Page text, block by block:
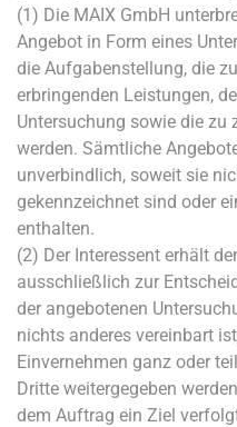
(1) Die MAIX GmbH
Angebot in Form eines
die Aufgabenstellung, die
erbringenden Leistungen,
Untersuchung sowie die zu
werden. Sämtliche
unverbindlich, soweit sie
gekennzeichnet sind oder
enthalten.
(2) Der Interessent erhält
ausschließlich zur
der angebotenen
nichts anderes vereinbart
Einvernehmen ganz oder
Dritte weitergegeben
dem Auftrag ein Ziel